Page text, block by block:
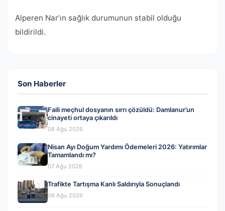
Alperen Nar’ın sağlık durumunun stabil olduğu
bildirildi.
Son Haberler
Faili meçhul dosyanın sırrı çözüldü: Damlanur’un
cinayeti ortaya çıkarıldı
08 Ağu 2026
Nisan Ayı Doğum Yardımı Ödemeleri 2026: Yatırımlar
Tamamlandı mı?
07 Ağu 2026
Trafikte Tartışma Kanlı Saldırıyla Sonuçlandı
06 Ağu 2026